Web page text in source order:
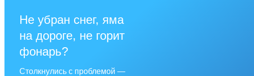
Не убран снег, яма
на дороге, не горит
фонарь?
Столкнулись с проблемой —